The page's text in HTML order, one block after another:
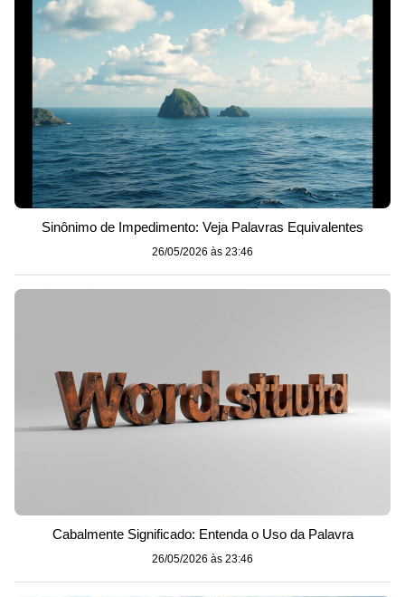
Sinônimo de Impedimento: Veja Palavras Equivalentes
26/05/2026 às 23:46
Cabalmente Significado: Entenda o Uso da Palavra
26/05/2026 às 23:46